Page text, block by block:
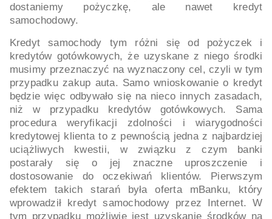
dostaniemy pożyczkę, ale nawet kredyt
samochodowy.
Kredyt samochody tym różni się od pożyczek i
kredytów gotówkowych, że uzyskane z niego środki
musimy przeznaczyć na wyznaczony cel, czyli w tym
przypadku zakup auta. Samo wnioskowanie o kredyt
będzie więc odbywało się na nieco innych zasadach,
niż w przypadku kredytów gotówkowych. Sama
procedura weryfikacji zdolności i wiarygodności
kredytowej klienta to z pewnością jedna z najbardziej
uciążliwych kwestii, w związku z czym banki
postarały się o jej znaczne uproszczenie i
dostosowanie do oczekiwań klientów. Pierwszym
efektem takich starań była oferta mBanku, który
wprowadził kredyt samochodowy przez Internet. W
tym przypadku możliwie jest uzyskanie środków na